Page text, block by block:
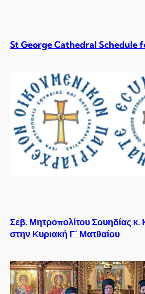
St George Cathedral Schedule
Σεβ. Μητροπολίτου Σουηδίας κ.
στην Κυριακή Γ´ Ματθαίου